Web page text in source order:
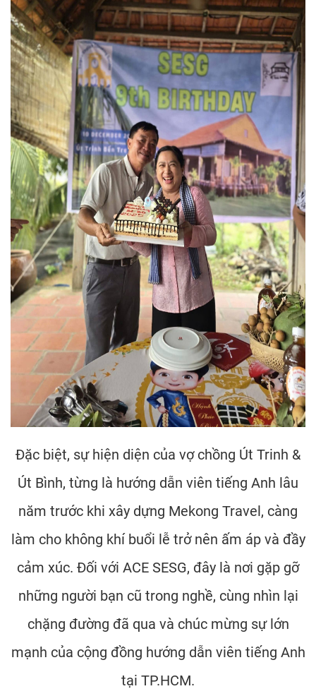
Đặc biệt, sự hiện diện của vợ chồng Út Trinh &
Út Bình, từng là hướng dẫn viên tiếng Anh lâu
năm trước khi xây dựng Mekong Travel, càng
làm cho không khí buổi lễ trở nên ấm áp và đầy
cảm xúc. Đối với ACE SESG, đây là nơi gặp gỡ
những người bạn cũ trong nghề, cùng nhìn lại
chặng đường đã qua và chúc mừng sự lớn
mạnh của cộng đồng hướng dẫn viên tiếng Anh
tại TP.HCM.